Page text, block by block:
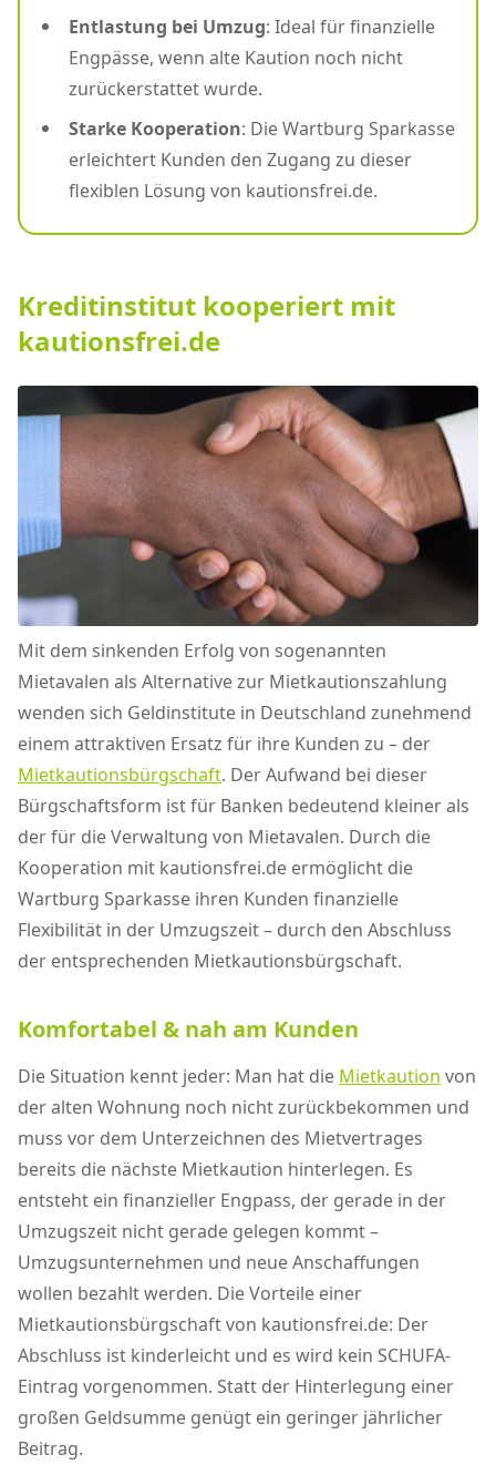
Entlastung bei Umzug: Ideal für finanzielle
Engpässe, wenn alte Kaution noch nicht
zurückerstattet wurde.
Starke Kooperation: Die Wartburg Sparkasse
erleichtert Kunden den Zugang zu dieser
flexiblen Lösung von kautionsfrei.de.
Kreditinstitut kooperiert mit
kautionsfrei.de
Mit dem sinkenden Erfolg von sogenannten
Mietavalen als Alternative zur Mietkautionszahlung
wenden sich Geldinstitute in Deutschland zunehmend
einem attraktiven Ersatz für ihre Kunden zu – der
Mietkautionsbürgschaft. Der Aufwand bei dieser
Bürgschaftsform ist für Banken bedeutend kleiner als
der für die Verwaltung von Mietavalen. Durch die
Kooperation mit kautionsfrei.de ermöglicht die
Wartburg Sparkasse ihren Kunden finanzielle
Flexibilität in der Umzugszeit – durch den Abschluss
der entsprechenden Mietkautionsbürgschaft.
Komfortabel & nah am Kunden
Die Situation kennt jeder: Man hat die Mietkaution von
der alten Wohnung noch nicht zurückbekommen und
muss vor dem Unterzeichnen des Mietvertrages
bereits die nächste Mietkaution hinterlegen. Es
entsteht ein finanzieller Engpass, der gerade in der
Umzugszeit nicht gerade gelegen kommt –
Umzugsunternehmen und neue Anschaffungen
wollen bezahlt werden. Die Vorteile einer
Mietkautionsbürgschaft von kautionsfrei.de: Der
Abschluss ist kinderleicht und es wird kein SCHUFA-
Eintrag vorgenommen. Statt der Hinterlegung einer
großen Geldsumme genügt ein geringer jährlicher
Beitrag.